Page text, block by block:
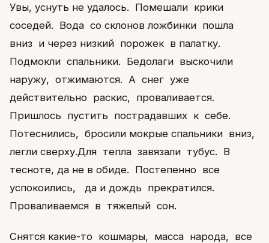
Увы, уснуть не удалось. Помешали крики
соседей. Вода со склонов ложбинки пошла
вниз и через низкий порожек в палатку.
Подмокли спальники. Бедолаги выскочили
наружу, отжимаются. А снег уже
действительно раскис, проваливается.
Пришлось пустить пострадавших к себе.
Потеснились, бросили мокрые спальники вниз,
легли сверху.Для тепла завязали тубус. В
тесноте, да не в обиде. Постепенно все
успокоились, да и дождь прекратился.
Проваливаемся в тяжелый сон.
Снятся какие-то кошмары, масса народа, все